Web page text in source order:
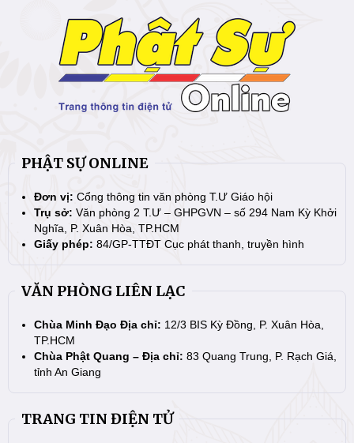
PHẬT SỰ ONLINE
Đơn vị: Cổng thông tin văn phòng T.Ư Giáo hội
Trụ sở: Văn phòng 2 T.Ư – GHPGVN – số 294 Nam Kỳ Khởi
Nghĩa, P. Xuân Hòa, TP.HCM
Giấy phép: 84/GP-TTĐT Cục phát thanh, truyền hình
VĂN PHÒNG LIÊN LẠC
Chùa Minh Đạo Địa chỉ: 12/3 BIS Kỳ Đồng, P. Xuân Hòa,
TP.HCM
Chùa Phật Quang – Địa chỉ: 83 Quang Trung, P. Rạch Giá,
tỉnh An Giang
TRANG TIN ĐIỆN TỬ